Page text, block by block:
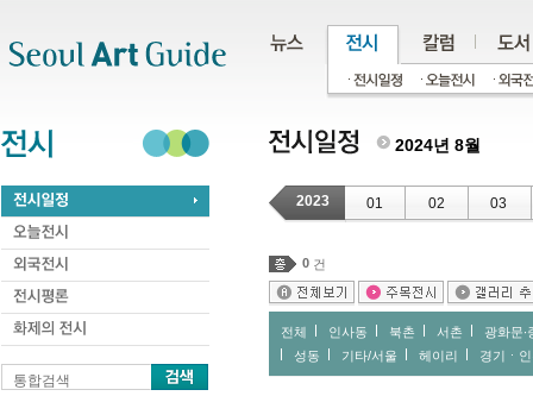
통합검색
2024년 8월
2023 01 02 03
0 건
전체 인사동 북촌 서촌
광화문∙
성동
기타/서울 헤이리 경기ㆍ